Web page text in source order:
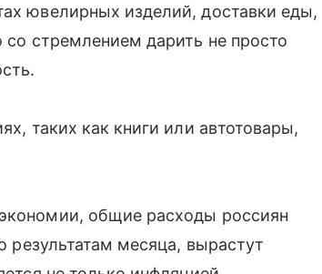
ювелирных изделий, доставки еды,
со стремлением дарить не просто
таких как книги или автотовары,
общие расходы россиян
результатам месяца, вырастут